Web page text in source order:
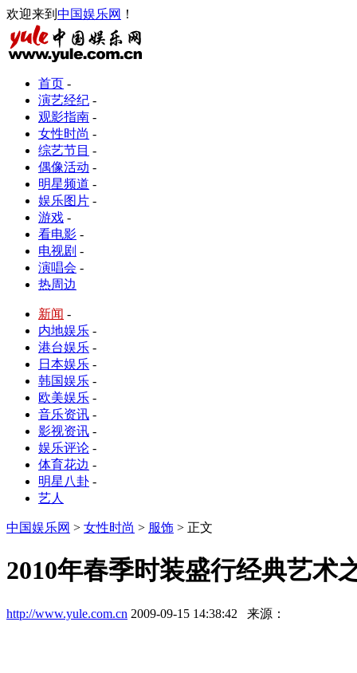
欢迎来到 中国娱乐网 ！
首页 -
演艺经纪 -
观影指南 -
女性时尚 -
综艺节目 -
偶像活动 -
明星频道 -
娱乐图片 -
游戏 -
看电影 -
电视剧 -
演唱会 -
热周边
新闻 -
内地娱乐 -
港台娱乐 -
日本娱乐 -
韩国娱乐 -
欧美娱乐 -
音乐资讯 -
影视资讯 -
娱乐评论 -
体育花边 -
明星八卦 -
艺人
中国娱乐网 > 女性时尚 > 服饰 > 正文
2010年春季时装盛行经典艺术
http://www.yule.com.cn 2009-09-15 14:38:42 来源：